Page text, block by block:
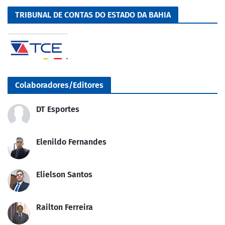
TRIBUNAL DE CONTAS DO ESTADO DA BAHIA
Colaboradores/Editores
DT Esportes
Elenildo Fernandes
Elielson Santos
Railton Ferreira